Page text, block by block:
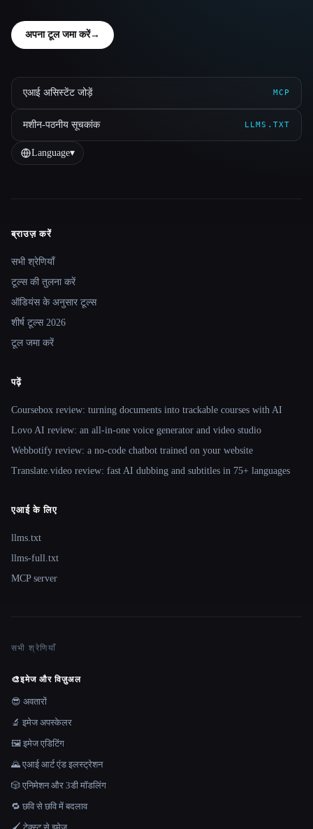
अपना टूल जमा करें→
एआई असिस्टेंट जोड़ें MCP
मशीन-पठनीय सूचकांक LLMS.TXT
Language▾
Site navigation
ब्राउज़ करें
सभी श्रेणियाँ
टूल्स की तुलना करें
ऑडियंस के अनुसार टूल्स
शीर्ष टूल्स 2026
टूल जमा करें
पढ़ें
Coursebox review: turning documents into trackable courses with AI
Lovo AI review: an all-in-one voice generator and video studio
Webbotify review: a no-code chatbot trained on your website
Translate.video review: fast AI dubbing and subtitles in 75+ languages
एआई के लिए
llms.txt
llms-full.txt
MCP server
सभी श्रेणियाँ
🎨इमेज और विज़ुअल
😎 अवतारों
🔬 इमेज अपस्केलर
🖼️ इमेज एडिटिंग
🌄 एआई आर्ट एंड इलस्ट्रेशन
🎲 एनिमेशन और 3डी मॉडलिंग
🔁 छवि से छवि में बदलाव